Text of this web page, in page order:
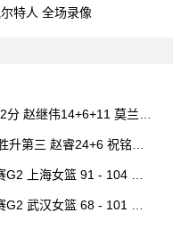
特人 全场录像
赵继伟14+6+11 莫兰德
第三 赵睿24+6 祝铭震1
上海女篮 91 - 104 四
武汉女篮 68 - 101 山